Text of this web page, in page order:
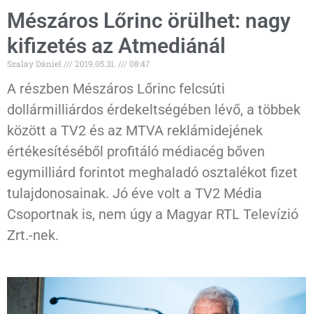
Mészáros Lőrinc örülhet: nagy
kifizetés az Atmediánál
Szalay Dániel 2019.05.31. 08:47
A részben Mészáros Lőrinc felcsúti
dollármilliárdos érdekeltségében lévő, a többek
között a TV2 és az MTVA reklámidejének
értékesítéséből profitáló médiacég bőven
egymilliárd forintot meghaladó osztalékot fizet
tulajdonosainak. Jó éve volt a TV2 Média
Csoportnak is, nem úgy a Magyar RTL Televízió
Zrt.-nek.